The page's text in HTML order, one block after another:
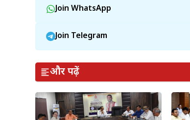
Join WhatsApp
Join Telegram
और पढ़ें